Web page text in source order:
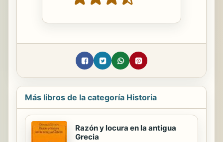
Más libros de la categoría Historia
Razón y locura en la antigua
Grecia